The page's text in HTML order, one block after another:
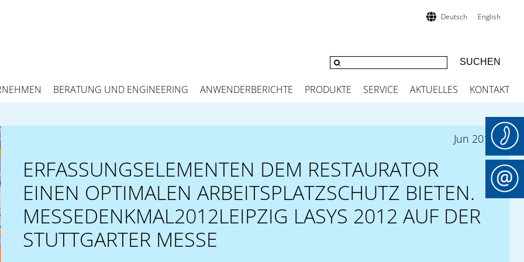
BERATUNG UND ENGINEERING ANWENDERBERICHTE PRODUKTE SERVICE AKTUELLES KONTAKT
Deutsch English
Jun 2012
ERFASSUNGSELEMENTEN DEM RESTAURATOR
EINEN OPTIMALEN ARBEITSPLATZSCHUTZ BIETEN.
MESSEDENKMAL2012LEIPZIG LASYS 2012 AUF DER
STUTTGARTER MESSE